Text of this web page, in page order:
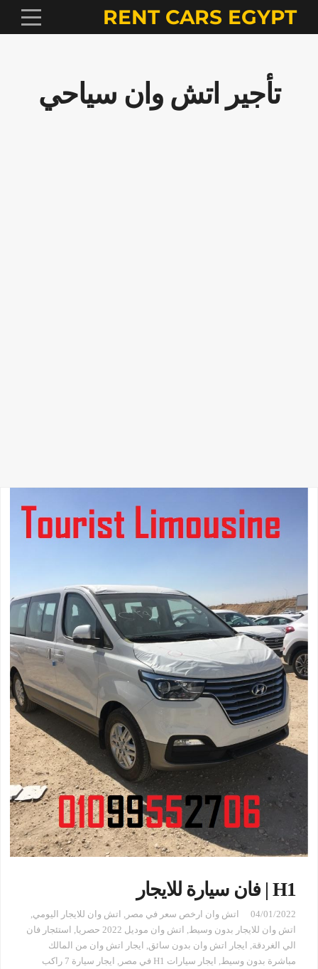
RENT CARS EGYPT
تأجير اتش وان سياحي
H1 | فان سيارة للايجار
04/01/2022 اتش وان ارخص سعر في مصر اتش وان للايجار اليومي
اتش وان للايجار بدون وسيط
اتش وان موديل 2022 حصريا
استئجار فان
الي الغردقة
ايجار اتش وان بدون سائق
ايجار اتش وان من المالك
مباشرة بدون وسيط
ايجار سيارات H1 في مصر
ايجار سيارة 7 راكب